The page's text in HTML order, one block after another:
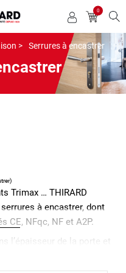
0
> Serrures à encastrer
Trimax … THIRARD
à encastrer, dont
CE, NFqc, NF et A2P.
l’épaisseur de la porte et
les variétés de